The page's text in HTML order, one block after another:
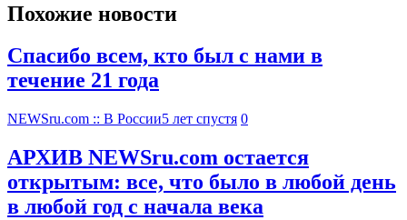
Похожие новости
Спасибо всем, кто был с нами в
течение 21 года
NEWSru.com :: В России5 лет спустя 0
АРХИВ NEWSru.com остается
открытым: все, что было в любой день
в любой год с начала века